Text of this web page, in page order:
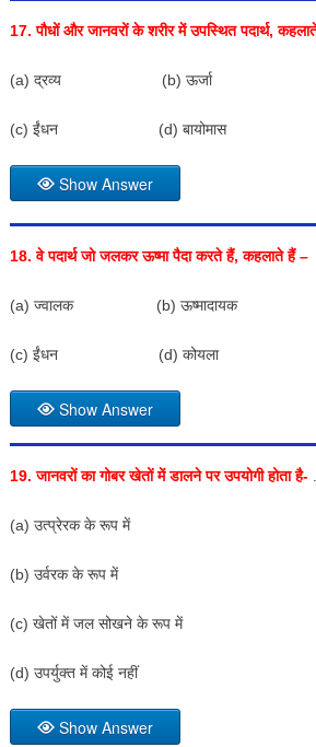
17.पौधों और जानवरों के शरीर में उपस्थित पदार्थ,
(a) द्रव्य (b) ऊर्जा
(c) ईंधन (d) बायोमास
Show Answer
18.वे पदार्थ जो जलकर ऊष्मा पैदा करते हैं,कहलाते हैं –
(a) ज्वालक (b) ऊष्मादायक
(c) ईंधन (d) कोयला
Show Answer
19.जानवरों का गोबर खेतों में डालने पर उपयोगी होता है-.
(a) उत्प्रेरक के रूप में
(b) उर्वरक के रूप में
(c) खेतों में जल सोखने के रूप में
(d) उपर्युक्त में कोई नहीं
Show Answer